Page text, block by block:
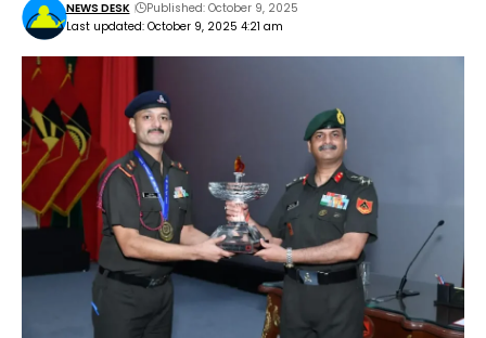
Last updated: October 9, 2025 4:21 am
NEWS DESK Published: October 9, 2025